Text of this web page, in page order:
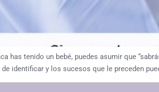
has tenido un bebé, puedes asumir que
identificar y los sucesos que le preceden